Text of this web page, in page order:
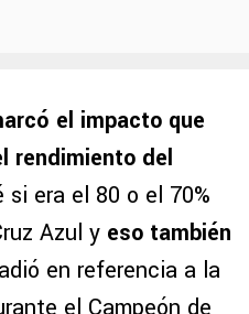
el impacto que
rendimiento del
si era el 80 o el 70%